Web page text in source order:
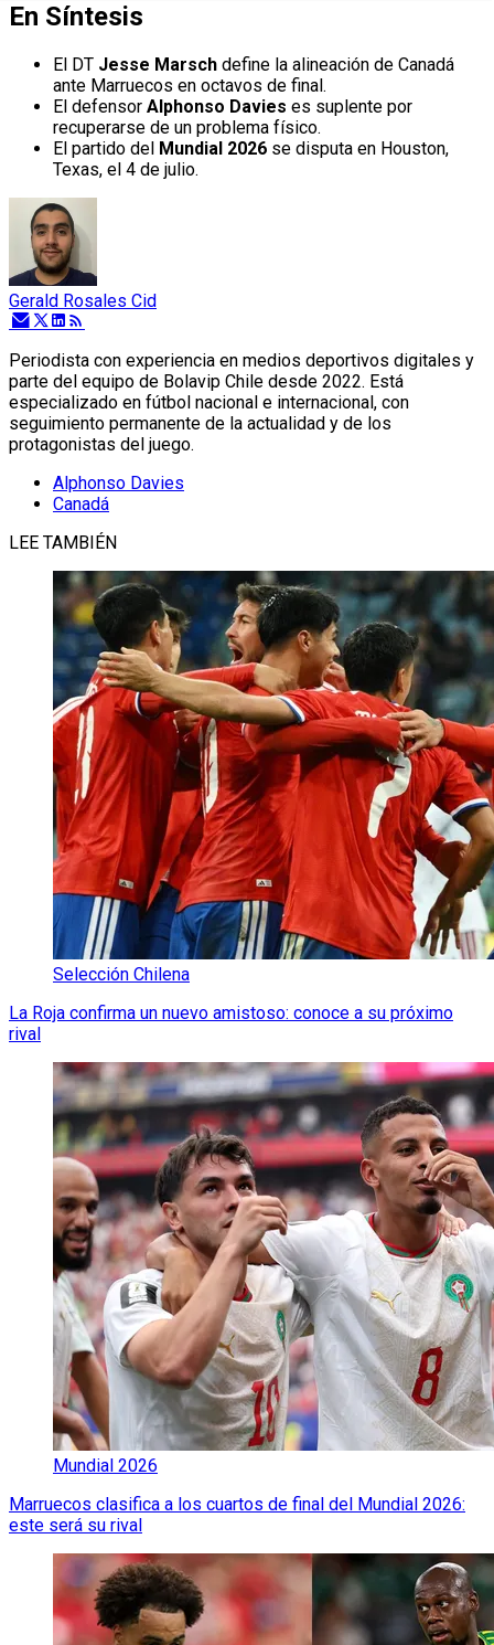
En Síntesis
El DT Jesse Marsch define la alineación de Canadá
ante Marruecos en octavos de final.
El defensor Alphonso Davies es suplente por
recuperarse de un problema físico.
El partido del Mundial 2026 se disputa en Houston,
Texas, el 4 de julio.
Gerald Rosales Cid
Periodista con experiencia en medios deportivos digitales y
parte del equipo de Bolavip Chile desde 2022. Está
especializado en fútbol nacional e internacional, con
seguimiento permanente de la actualidad y de los
protagonistas del juego.
Alphonso Davies
Canadá
LEE TAMBIÉN
Selección Chilena
La Roja confirma un nuevo amistoso: conoce a su próximo
rival
Mundial 2026
Marruecos clasifica a los cuartos de final del Mundial 2026:
este será su rival